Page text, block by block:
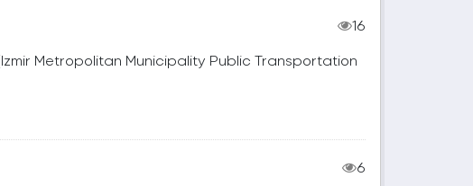
16
Metropolitan Municipality Public Transportation
6